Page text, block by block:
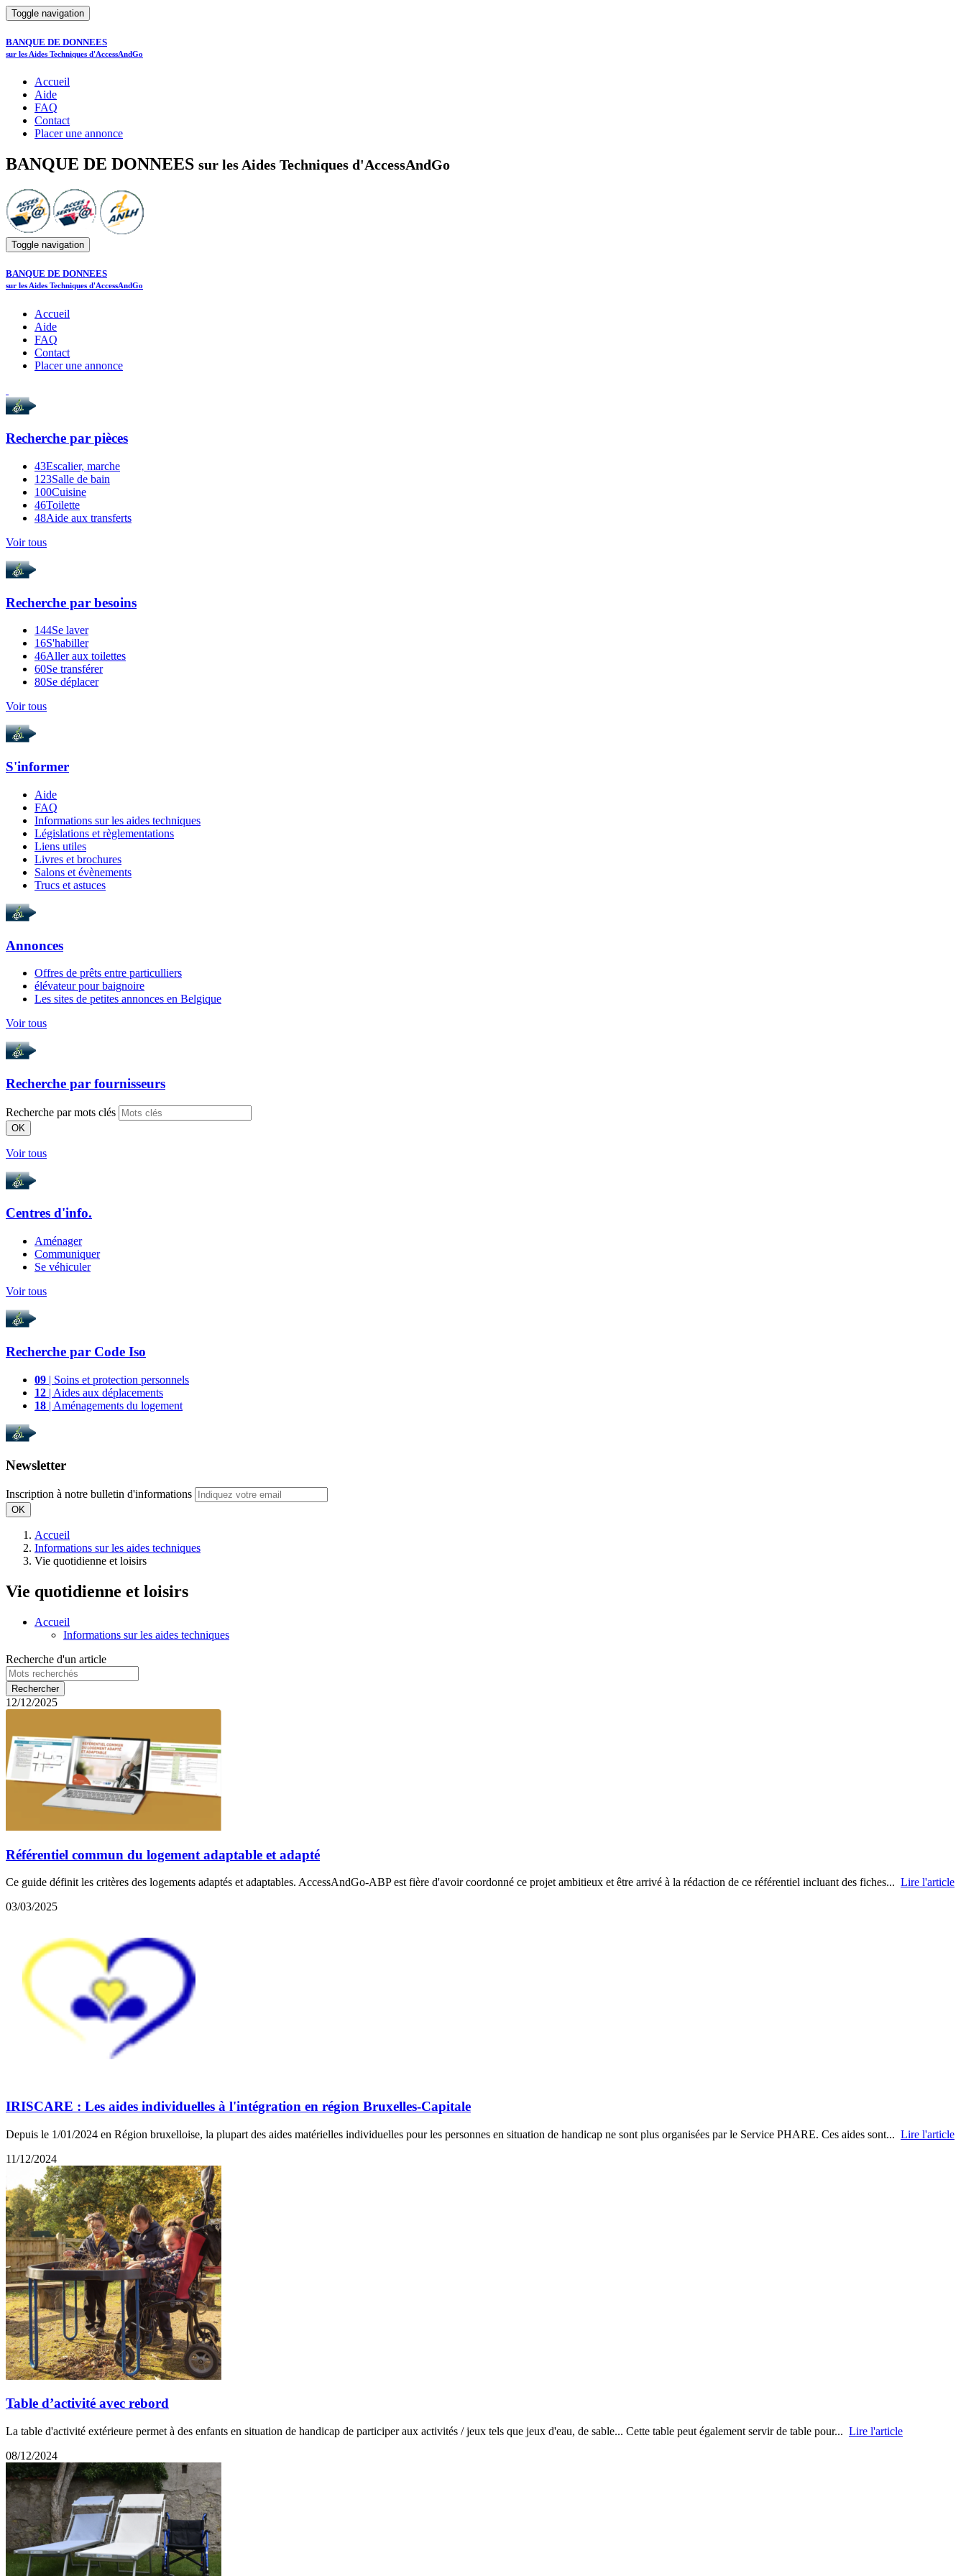
Toggle navigation
BANQUE DE DONNEES
sur les Aides Techniques d'AccessAndGo
Accueil
Aide
FAQ
Contact
Placer une annonce
BANQUE DE DONNEES sur les Aides Techniques d'AccessAndGo
Toggle navigation
BANQUE DE DONNEES
sur les Aides Techniques d'AccessAndGo
Accueil
Aide
FAQ
Contact
Placer une annonce
Recherche par pièces
43Escalier, marche
123Salle de bain
100Cuisine
46Toilette
48Aide aux transferts
Voir tous
Recherche par besoins
144Se laver
16S'habiller
46Aller aux toilettes
60Se transférer
80Se déplacer
Voir tous
S'informer
Aide
FAQ
Informations sur les aides techniques
Législations et règlementations
Liens utiles
Livres et brochures
Salons et évènements
Trucs et astuces
Annonces
Offres de prêts entre particulliers
élévateur pour baignoire
Les sites de petites annonces en Belgique
Voir tous
Recherche par fournisseurs
Recherche par mots clés
OK
Voir tous
Centres d'info.
Aménager
Communiquer
Se véhiculer
Voir tous
Recherche par Code Iso
09 | Soins et protection personnels
12 | Aides aux déplacements
18 | Aménagements du logement
Newsletter
Inscription à notre bulletin d'informations
OK
Accueil
Informations sur les aides techniques
Vie quotidienne et loisirs
Vie quotidienne et loisirs
Accueil
Informations sur les aides techniques
Recherche d'un article
12/12/2025
Référentiel commun du logement adaptable et adapté
Ce guide définit les critères des logements adaptés et adaptables. AccessAndGo-ABP est fière d'avoir coordonné ce projet ambitieux et être arrivé à la rédaction de ce référentiel incluant des fiches... Lire l'article
03/03/2025
IRISCARE : Les aides individuelles à l'intégration en région Bruxelles-Capitale
Depuis le 1/01/2024 en Région bruxelloise, la plupart des aides matérielles individuelles pour les personnes en situation de handicap ne sont plus organisées par le Service PHARE. Ces aides sont... Lire l'article
11/12/2024
Table d’activité avec rebord
La table d'activité extérieure permet à des enfants en situation de handicap de participer aux activités / jeux tels que jeux d'eau, de sable... Cette table peut également servir de table pour... Lire l'article
08/12/2024